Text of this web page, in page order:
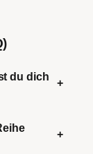
du dich
+
+